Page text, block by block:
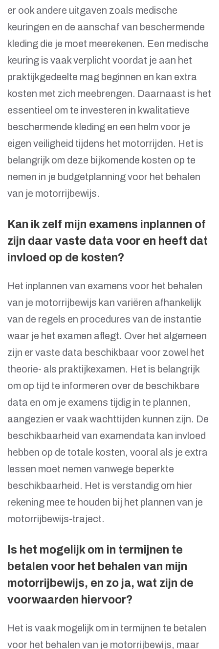
er ook andere uitgaven zoals medische
keuringen en de aanschaf van beschermende
kleding die je moet meerekenen. Een medische
keuring is vaak verplicht voordat je aan het
praktijkgedeelte mag beginnen en kan extra
kosten met zich meebrengen. Daarnaast is het
essentieel om te investeren in kwalitatieve
beschermende kleding en een helm voor je
eigen veiligheid tijdens het motorrijden. Het is
belangrijk om deze bijkomende kosten op te
nemen in je budgetplanning voor het behalen
van je motorrijbewijs.
Kan ik zelf mijn examens inplannen of
zijn daar vaste data voor en heeft dat
invloed op de kosten?
Het inplannen van examens voor het behalen
van je motorrijbewijs kan variëren afhankelijk
van de regels en procedures van de instantie
waar je het examen aflegt. Over het algemeen
zijn er vaste data beschikbaar voor zowel het
theorie- als praktijkexamen. Het is belangrijk
om op tijd te informeren over de beschikbare
data en om je examens tijdig in te plannen,
aangezien er vaak wachttijden kunnen zijn. De
beschikbaarheid van examendata kan invloed
hebben op de totale kosten, vooral als je extra
lessen moet nemen vanwege beperkte
beschikbaarheid. Het is verstandig om hier
rekening mee te houden bij het plannen van je
motorrijbewijs-traject.
Is het mogelijk om in termijnen te
betalen voor het behalen van mijn
motorrijbewijs, en zo ja, wat zijn de
voorwaarden hiervoor?
Het is vaak mogelijk om in termijnen te betalen
voor het behalen van je motorrijbewijs, maar